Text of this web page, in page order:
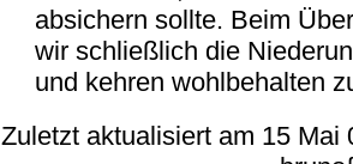
absichern sollte. Beim
wir schließlich die
und kehren wohlbehalten
Zuletzt aktualisiert am 15 Mai